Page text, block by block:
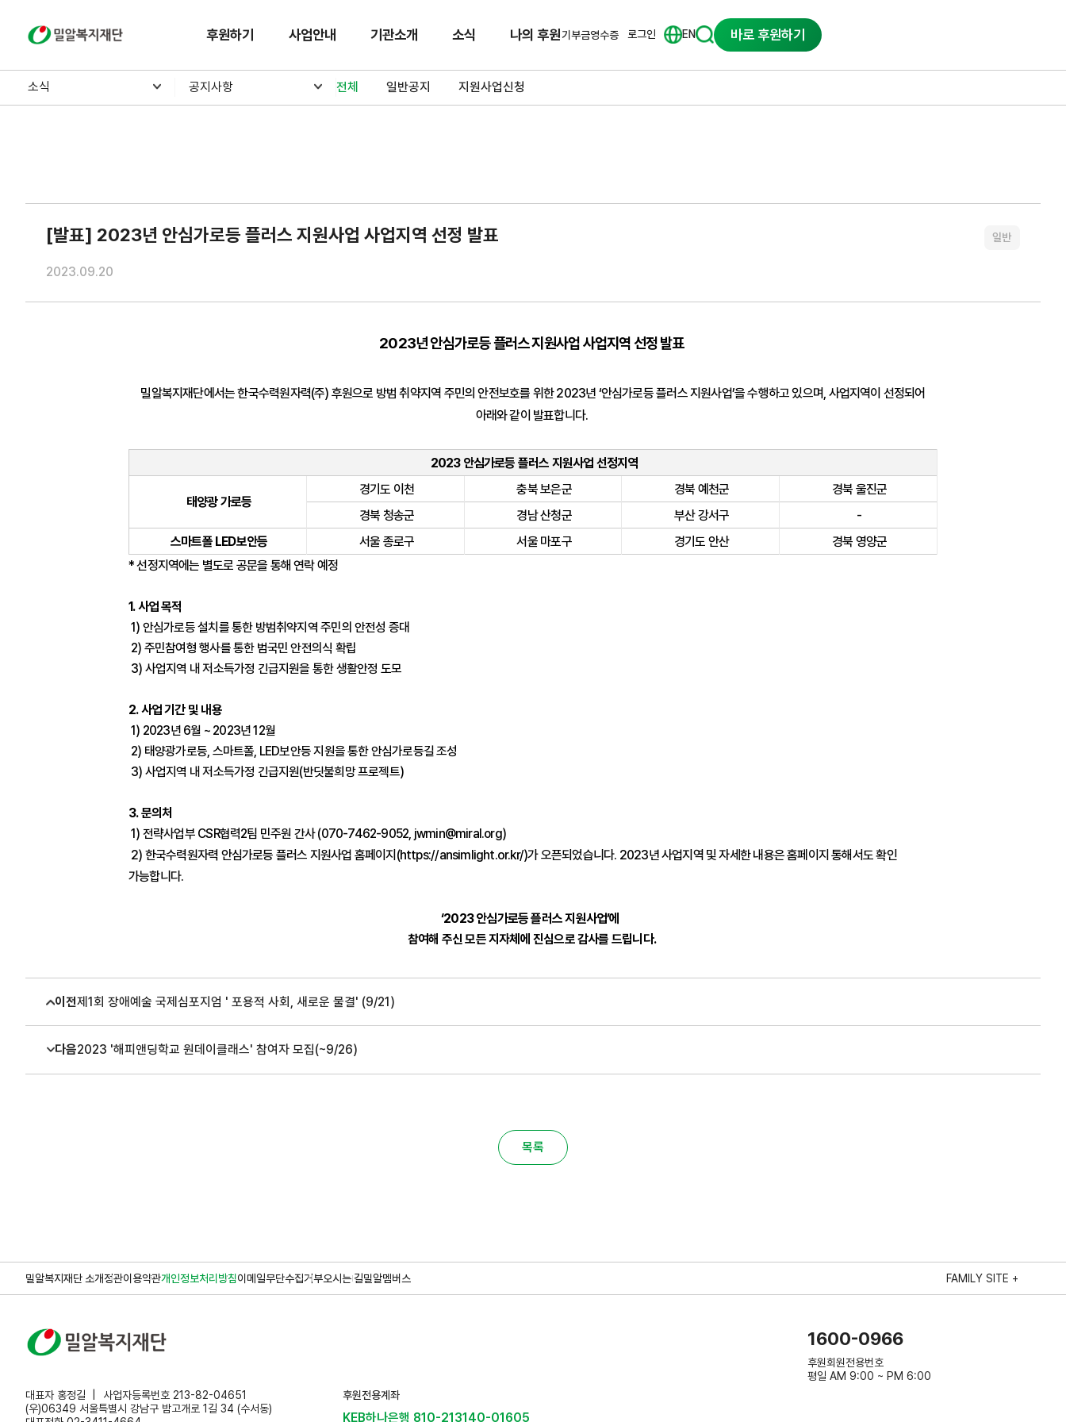
밀알복지재단 후원하기 사업안내 기관소개 소식 나의 후원기부금영수증 로그인 EN 바로 후원하기
소식 공지사항 전체 일반공지 지원사업신청
[발표] 2023년 안심가로등 플러스 지원사업 사업지역 선정 발표 일반
2023.09.20
2023년 안심가로등 플러스 지원사업 사업지역 선정 발표
밀알복지재단에서는 한국수력원자력(주) 후원으로 방범 취약지역 주민의 안전보호를 위한 2023년 ‘안심가로등 플러스 지원사업’을 수행하고 있으며, 사업지역이 선정되어
아래와 같이 발표합니다.
2023 안심가로등 플러스 지원사업 선정지역
태양광 가로등
경기도 이천 충북 보은군 경북 예천군
경북 울진군
경북 청송군
경남 산청군 부산 강서구
-
스마트폴 LED보안등 서울 종로구 서울 마포구 경기도 안산
경북 영양군
* 선정지역에는 별도로 공문을 통해 연락 예정
1. 사업 목적
1) 안심가로등 설치를 통한 방범취약지역 주민의 안전성 증대
2) 주민참여형 행사를 통한 범국민 안전의식 확립
3) 사업지역 내 저소득가정 긴급지원을 통한 생활안정 도모
2. 사업 기간 및 내용
1) 2023년 6월 ~ 2023년 12월
2) 태양광가로등, 스마트폴, LED보안등 지원을 통한 안심가로등길 조성
3) 사업지역 내 저소득가정 긴급지원(반딧불희망 프로젝트)
3. 문의처
1) 전략사업부 CSR협력2팀 민주원 간사 (070-7462-9052, jwmin@miral.org)
2) 한국수력원자력 안심가로등 플러스 지원사업 홈페이지(https://ansimlight.or.kr/)가오픈되었습니다. 2023년 사업지역 및 자세한 내용은 홈페이지 통해서도 확인
가능합니다.
‘2023 안심가로등 플러스 지원사업’에
참여해 주신 모든 지자체에 진심으로 감사를 드립니다.
이전제1회 장애예술 국제심포지엄 ' 포용적 사회, 새로운 물결' (9/21)
다음2023 '해피앤딩학교 원데이클래스' 참여자 모집(~9/26)
목록
밀알복지재단 소개정관이용약관개인정보처리방침이메일무단수집거부오시는 길밀알멤버스 FAMILY SITE +
대표자 홍정길
사업자등록번호 213-82-04651
(우)06349 서울특별시 강남구 밤고개로 1길 34 (수서동)
후원전용계좌
KEB하나은행 810-213140-01605
1600-0966
후원회원전용번호
평일 AM 9:00 ~ PM 6:00